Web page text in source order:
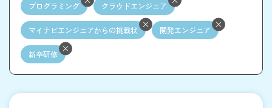
プログラミング クラウドエンジニア
マイナビエンジニアからの挑戦状 開発エンジニア
新卒研修